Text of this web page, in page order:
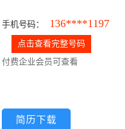
手机号码： 136****1197
点击查看完整号码
付费企业会员可查看
简历下载